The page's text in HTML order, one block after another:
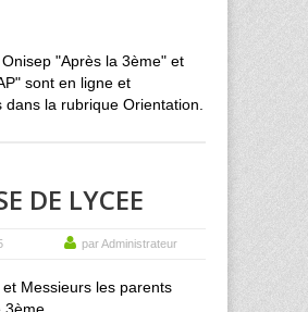
"Après la 3ème" et
sont en ligne et
dans la rubrique Orientation.
DE LYCEE
par Administrateur
Messieurs les parents